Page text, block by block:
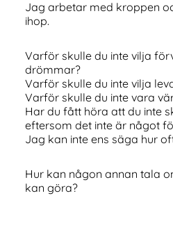
Jag arbetar med kroppen
ihop.
Varför skulle du inte vilja
drömmar?
Varför skulle du inte vilja
Varför skulle du inte vara
Har du fått höra att du inte
eftersom det inte är något
Jag kan inte ens säga hur
Hur kan någon annan tala
kan göra?